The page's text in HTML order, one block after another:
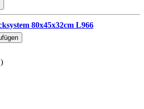
80x45x32cm L966